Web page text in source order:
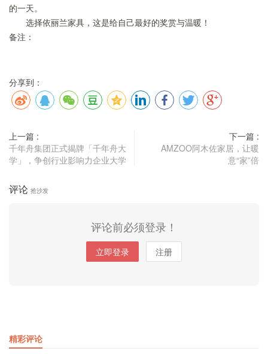
的一天。
选择依丽兰家具，这是给自己最好的奖赏与温暖！
备注：
分享到：
上一篇 :
千年舟集团正式揭牌「千年舟大
学」，争创行业影响力企业大学
下一篇 :
AMZOO阿木佐家居，让暖
意“家”倍
评论 抢沙发
评论前必须登录！
立即登录 注册
精彩评论